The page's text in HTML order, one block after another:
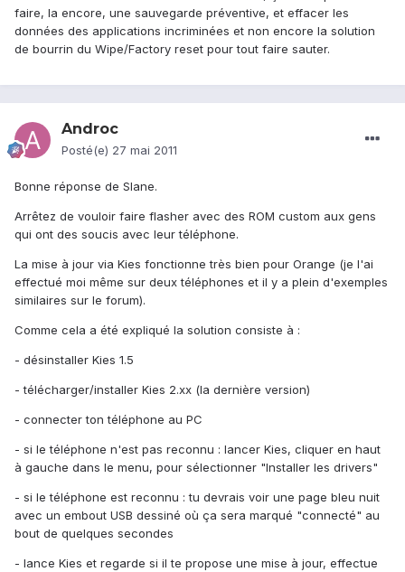
faire, la encore, une sauvegarde préventive, et effacer les
données des applications incriminées et non encore la solution
de bourrin du Wipe/Factory reset pour tout faire sauter.
Androc
Posté(e) 27 mai 2011
Bonne réponse de Slane.
Arrêtez de vouloir faire flasher avec des ROM custom aux gens
qui ont des soucis avec leur téléphone.
La mise à jour via Kies fonctionne très bien pour Orange (je l'ai
effectué moi même sur deux téléphones et il y a plein d'exemples
similaires sur le forum).
Comme cela a été expliqué la solution consiste à :
- désinstaller Kies 1.5
- télécharger/installer Kies 2.xx (la dernière version)
- connecter ton téléphone au PC
- si le téléphone n'est pas reconnu : lancer Kies, cliquer en haut
à gauche dans le menu, pour sélectionner "Installer les drivers"
- si le téléphone est reconnu : tu devrais voir une page bleu nuit
avec un embout USB dessiné où ça sera marqué "connecté" au
bout de quelques secondes
- lance Kies et regarde si il te propose une mise à jour, effectue